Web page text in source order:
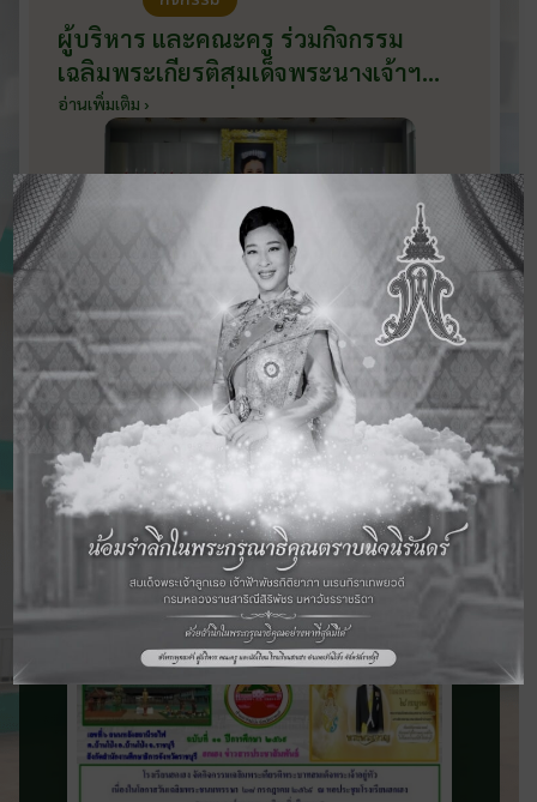
ผู้บริหาร และคณะครู ร่วมกิจกรรม
เฉลิมพระเกียรติสมเด็จพระนางเจ้าฯ
พระบรมราชินี เนื่องในโอกาสวันเฉลิม
พระชนมพรรษา กับหน่วยงานอำเภอ
เมืองบ้านโป่ง ณ ศาลาประชาคมริมน้ำ
วันที่ 3 มิถุนายน 2569
อ่านเพิ่มเติม ›
ดูข่าวสารทั้งหมด
จดหมายข่าว
ประชาสัมพันธ์
ติดตามข่าวสารและความเคลื่อนไหวของ
โรงเรียน